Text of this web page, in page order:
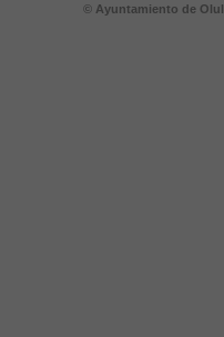
© Ayuntamiento de